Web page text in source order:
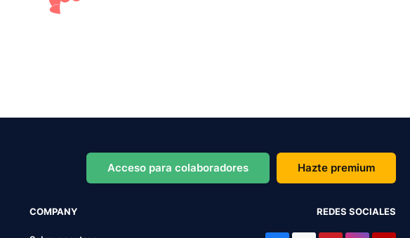
Acceso para colaboradores Hazte premium
COMPANY REDES SOCIALES